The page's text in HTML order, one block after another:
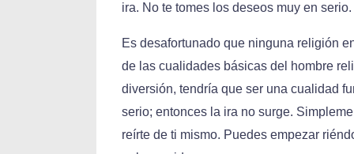
ira. No te tomes los deseos muy en
Es desafortunado que ninguna religión
de las cualidades básicas del hombre
diversión, tendría que ser una cualidad
serio; entonces la ira no surge.
reírte de ti mismo. Puedes empezar